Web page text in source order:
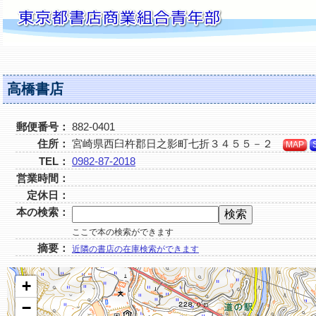
高橋書店
郵便番号： 882-0401
住所： 宮崎県西臼杵郡日之影町七折３４５５－２ MAP
TEL： 0982-87-2018
営業時間：
定休日：
本の検索：
ここで本の検索ができます
摘要： 近隣の書店の在庫検索ができます
+
−